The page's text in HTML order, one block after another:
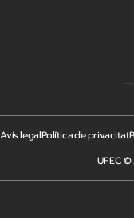
UFEC
Avís legalPolítica de privacitat